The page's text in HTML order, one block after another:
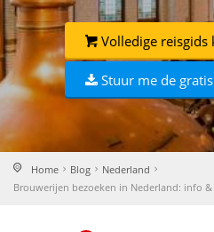
Volledige
Stuur me de
Home Blog
Nederland
Brouwerijen bezoeken in Nederland: info